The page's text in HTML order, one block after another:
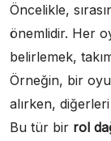
Öncelikle,
önemlidir. Her
belirlemek,
Örneğin, bir
alırken,
Bu tür bir rol